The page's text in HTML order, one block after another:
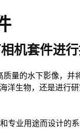
机套件进
质量的水下影像，并
洋生物，还是进行
专业用途而设计的